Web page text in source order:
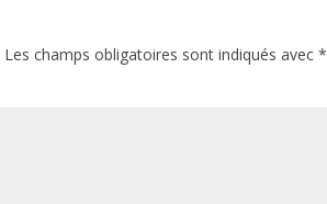
Les champs obligatoires sont indiqués avec*